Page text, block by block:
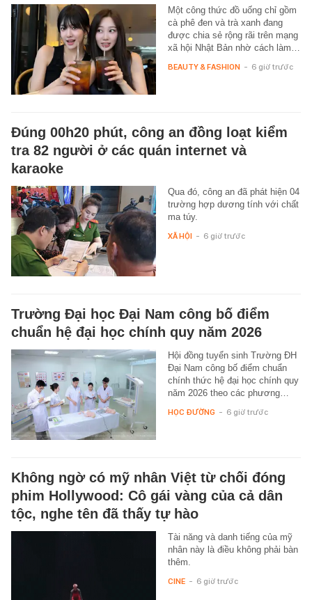
Một công thức đồ uống chỉ gồm
cà phê đen và trà xanh đang
được chia sẻ rộng rãi trên mạng
xã hội Nhật Bản nhờ cách làm…
BEAUTY & FASHION - 6 giờ trước
Đúng 00h20 phút, công an đồng loạt kiểm
tra 82 người ở các quán internet và
karaoke
Qua đó, công an đã phát hiện 04
trường hợp dương tính với chất
ma túy.
XÃ HỘI - 6 giờ trước
Trường Đại học Đại Nam công bố điểm
chuẩn hệ đại học chính quy năm 2026
Hội đồng tuyển sinh Trường ĐH
Đại Nam công bố điểm chuẩn
chính thức hệ đại học chính quy
năm 2026 theo các phương…
HỌC ĐƯỜNG - 6 giờ trước
Không ngờ có mỹ nhân Việt từ chối đóng
phim Hollywood: Cô gái vàng của cả dân
tộc, nghe tên đã thấy tự hào
Tài năng và danh tiếng của mỹ
nhân này là điều không phải bàn
thêm.
CINE - 6 giờ trước